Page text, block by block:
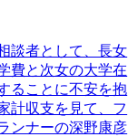
談者として、長女
費と次女の大学在
ることに不安を抱
計収支を見て、フ
ンナーの深野康彦